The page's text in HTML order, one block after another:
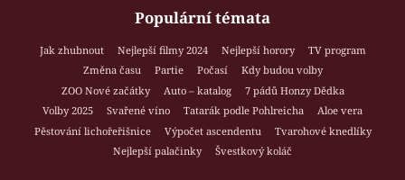
Populární témata
Jak zhubnout Nejlepší filmy 2024 Nejlepší horory
TV program
Změna času
Partie Počasí
Kdy budou volby
ZOO Nové začátky
Auto – katalog
7 pádů Honzy Dědka
Volby 2025
Svařené víno Tatarák podle Pohlreicha
Aloe vera
Pěstování lichořeřišnice
Výpočet ascendentu
Tvarohové knedlíky
Nejlepší palačinky
Švestkový koláč